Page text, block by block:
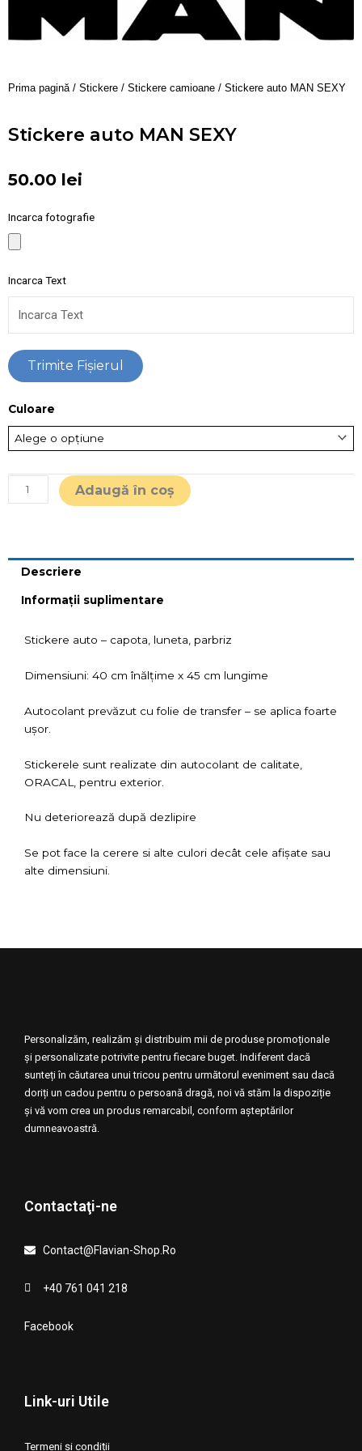
Prima pagină / Stickere / Stickere camioane / Stickere auto MAN SEXY
Stickere auto MAN SEXY
50.00 lei
Incarca fotografie
Incarca Text
Trimite Fişierul
Culoare
Cantitate
Stickere
auto
SEXY
Adaugă în coș
Descriere
Informații suplimentare
Stickere auto – capota, luneta, parbriz
Dimensiuni: 40 cm înălțime x 45 cm lungime
Autocolant prevăzut cu folie de transfer – se aplica foarte
ușor.
Stickerele sunt realizate din autocolant de calitate,
ORACAL, pentru exterior.
Nu deteriorează după dezlipire
Se pot face la cerere si alte culori decât cele afișate sau
alte dimensiuni.
Personalizăm, realizăm și distribuim mii de produse promoționale
și personalizate potrivite pentru fiecare buget. Indiferent dacă
sunteți în căutarea unui tricou pentru următorul eveniment sau dacă
doriți un cadou pentru o persoană dragă, noi vă stăm la dispoziție
și vă vom crea un produs remarcabil, conform așteptărilor
dumneavoastră.
Contactaţi-ne
Contact@Flavian-Shop.Ro
+40 761 041 218
Facebook
Link-uri Utile
Termeni și condiții